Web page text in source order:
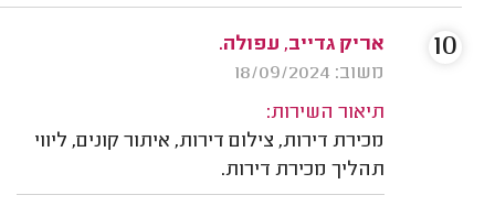
אריק גדייב, עפולה.
משוב: 18/09/2024
תיאור השירות:
מכירת דירות, צילום דירות, איתור קונים, ליווי
תהליך מכירת דירות.
10